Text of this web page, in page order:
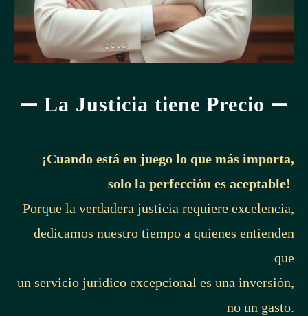
La Justicia tiene Precio
¡Cuando está en juego lo que más importa,
solo la perfección es aceptable!
Porque la verdadera justicia requiere excelencia,
dedicamos nuestro tiempo a quienes entienden
que
un servicio jurídico excepcional es una inversión,
no un gasto.